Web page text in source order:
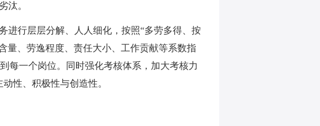
汰。
进行层层分解、人人细化，按照“多劳多得、按
量、劳逸程度、责任大小、工作贡献等系数指
每一个岗位。同时强化考核体系，加大考核力
性、积极性与创造性。